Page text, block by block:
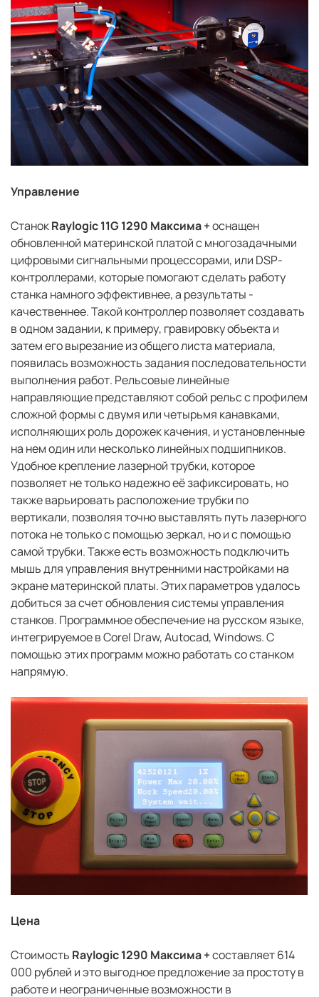
Управление
СтанокRaylogic 11G 1290 Максима +оснащен
обновленной материнской платой с многозадачными
цифровыми сигнальными процессорами, или DSP-
контроллерами, которые помогают сделать работу
станка намного эффективнее, а результаты -
качественнее. Такой контроллер позволяет создавать
в одном задании, к примеру, гравировку объекта и
затем его вырезание из общего листа материала,
появилась возможность задания последовательности
выполнения работ. Рельсовые линейные
направляющие представляют собой рельс с профилем
сложной формы с двумя или четырьмя канавками,
исполняющих роль дорожек качения, и установленные
на нем один или несколько линейных подшипников.
Удобное крепление лазерной трубки, которое
позволяет не только надежно её зафиксировать, но
также варьировать расположение трубки по
вертикали, позволяя точно выставлять путь лазерного
потока не только с помощью зеркал, но и с помощью
самой трубки. Также есть возможность подключить
мышь для управления внутренними настройками на
экране материнской платы. Этих параметров удалось
добиться за счет обновления системы управления
станков. Программное обеспечение на русском языке,
интегрируемое в Corel Draw, Autocad, Windows. С
помощью этих программ можно работать со станком
напрямую.
Цена
Стоимость Raylogic 1290 Максима +составляет 614
000 рублей и это выгодное предложение за простоту в
работе и неограниченные возможности в